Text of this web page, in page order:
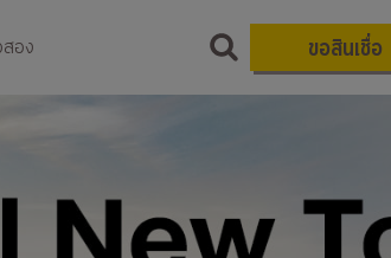
สอง ขอสินเชื่อ